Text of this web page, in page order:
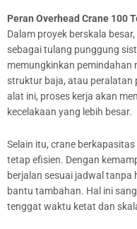
Peran Overhead Crane 100
Dalam proyek berskala
sebagai tulang punggung
memungkinkan pemindahan
struktur baja, atau peralatan
alat ini, proses kerja akan
kecelakaan yang lebih besar.
Selain itu, crane
tetap efisien. Dengan
berjalan sesuai jadwal
bantu tambahan. Hal ini
tenggat waktu ketat dan